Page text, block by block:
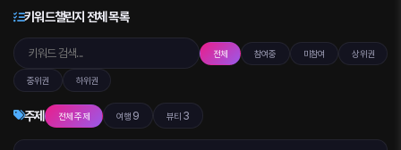
키워드챌린지 전체 목록
전체 참여중 미참여 상위권
중위권 하위권
주제 전체 주제 여행 9 뷰티 3